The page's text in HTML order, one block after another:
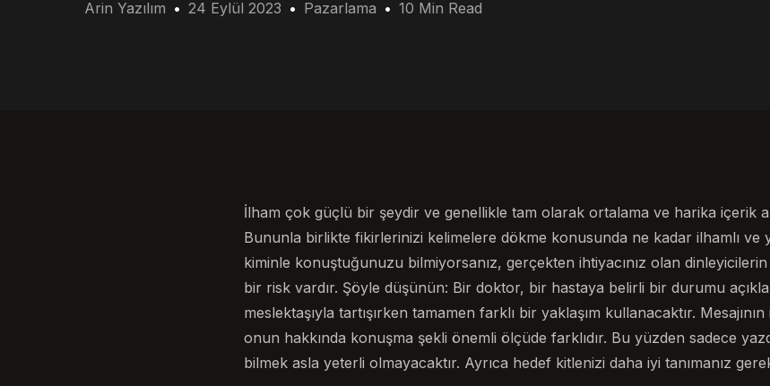
Arin Yazılım 24 Eylül 2023 Pazarlama 10 Min Read
İlham çok güçlü bir şeydir ve genellikle tam olarak ortalama ve harika içerik
Bununla birlikte fikirlerinizi kelimelere dökme konusunda ne kadar ilhamlı ve
kiminle konuştuğunuzu bilmiyorsanız, gerçekten ihtiyacınız olan
bir risk vardır. Şöyle düşünün: Bir doktor, bir hastaya belirli bir durumu
meslektaşıyla tartışırken tamamen farklı bir yaklaşım kullanacaktır.
onun hakkında konuşma şekli önemli ölçüde farklıdır. Bu yüzden sadece
bilmek asla yeterli olmayacaktır. Ayrıca hedef kitlenizi daha iyi tanımanız